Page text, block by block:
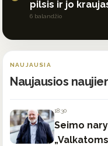
pilsis ir jo
6 balandžio
NAUJAUSIA
Naujausios
18:30
Seimo